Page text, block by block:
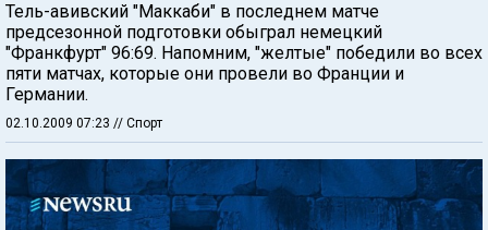
Тель-авивский "Маккаби" в последнем матче
предсезонной подготовки обыграл немецкий
"Франкфурт" 96:69. Напомним, "желтые" победили во всех
пяти матчах, которые они провели во Франции и
Германии.
02.10.2009 07:23 // Спорт